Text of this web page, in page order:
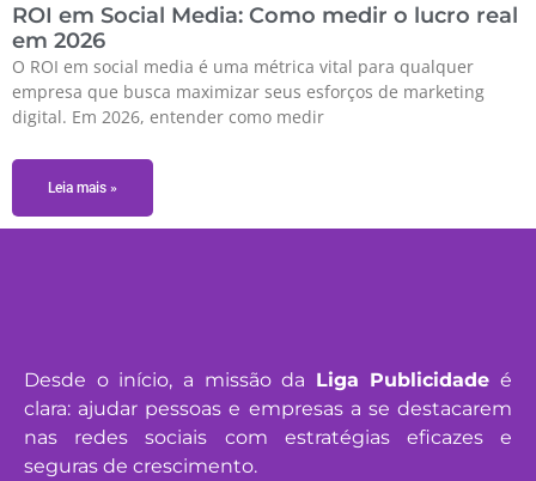
ROI em Social Media: Como medir o lucro real
em 2026
O ROI em social media é uma métrica vital para qualquer
empresa que busca maximizar seus esforços de marketing
digital. Em 2026, entender como medir
Leia mais »
Desde o início, a missão da Liga Publicidade é
clara: ajudar pessoas e empresas a se destacarem
nas redes sociais com estratégias eficazes e
seguras de crescimento.